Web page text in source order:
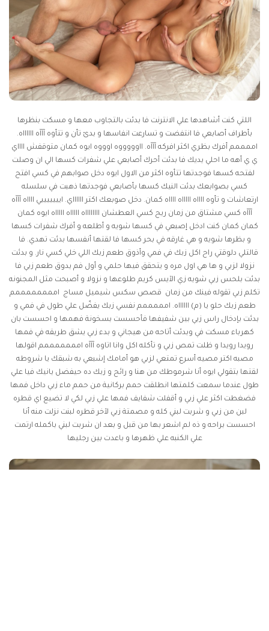
اللتي كنت أشاهدها علي الانترنت فا بدئت بالتجاوب معها و مسكت بنظرها
بأطراف أصابعي فا انتفضت و تسارعت انفاسها و بدئ تأن و تتأوه آآآه ااااااه.
اممممم أفرك بظري اكثر افركه آآآه. ااوووووه اوووه ايوه كمان متوقفش ااااي
ي ي أهه ما احلي يديك فا بدئت أحرك أصابعي علي شفرات كسها الي ان وصلت
لفتحه كسها فوجدتها تتأوه اكثر من الاول ايوه دخل صوابهم في كسي افتح
كسي بصوابعك بدئت النيك كسها بأصابعي فوجدتها ذهبت في سلسله
ارتعاشات و تأوه ااااه اااااه ااااه كمان. دخل صوبعك اكتر ااااااي. ايييييييي ااااه آآآه
آآآه كسي مشتاق من زمان ريح كسي العطشان ااااااااه اااااه اااااه ايوه كمان
كمان كمان كنت ادخل إصبعي في كسها شويه و أطلعه و أفرك شفرات كسها
و بظرها شويه و هي غارقه في بحر كسها فا لقتها أنفسها بدئت تهدي. فا
قالتلي دلوقتي راح اكل زبك في فمي وأذوق طعم زبك اللي خلي كسي نار. و بدئت
نزولا لزبي و ها هي اول مره و يتحقق فيها حلمي و أول فم يدوق طعم زبي فا
بدئت بلحس زبي شويه زي الآيس كريم طلوعها و نزولا و أصبحت مثل المجنونه
تكلم زبي تقوله فينك من زمان قصص سكس شيميل مساج اممممممممم
طعم زبك حلو يا (م) ااااااه. امممممم نفسي زبك يفضّل علي طول في فمي و
بدئت بإدخال راس زبي بين شفيفها فأحسست بسخونة فهمها و احسست بان
كهرباء مسكت في وبدئت أتاحه من هيجاني و بدء زبي يشق طريقه في فمها
رويدا رويدا و ظلت تمص زبي و تأكله اكل وانا اتاوه آآآه امممممممم اقولها
مصبه اكتر مصيه أسرع تمتعي لزبي هو أمامك إشبعي به شبقك يا شروطه
لقتها بتقولي ايوه أنا شرموطك من هنا و رائح و زبك ده حيفضل يانيك فيا علي
طول عندما سمعت كلمتها انطلقت حمم بركانية من حمم ماء زبي داخل فمها
فضغطت اكثر علي زبي و أقفلت شفايف فمها علي زبي لكي لا تضيع اي قطره
لبن من زبي و شربت لبني كله و مصمتة زبي لآخر قطره لبنت نزلت منه أنا
احسست براحه و ذه لم اشعر بها من قبل و بعد ان شربت لبني باكمله ارتمت
علي الكنبه علي ظهرها و باعدت بين رجليها